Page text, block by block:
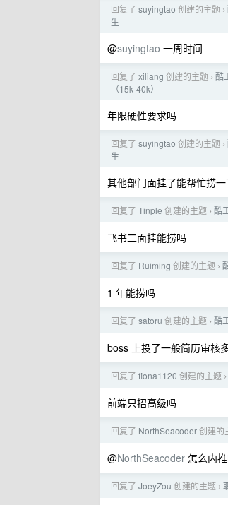
回复了 suyingtao 创建的主题 ›
生
@suyingtao 一周时间
回复了 xiliang 创建的主题 › 酷
（15k-40k）
年限硬性要求吗
回复了 suyingtao 创建的主题 ›
生
其他部门面挂了能帮忙捞
回复了 Tinple 创建的主题 › 酷
飞书二面挂能捞吗
回复了 Ruiming 创建的主题 ›
1 年能捞吗
回复了 satoru 创建的主题 › 酷
boss 上投了一般简历审核
回复了 fiona1120 创建的主题 ›
前端只招高级吗
回复了 NorthSeacoder创建的
@NorthSeacoder 怎么内
回复了 JoeyZou 创建的主题 ›